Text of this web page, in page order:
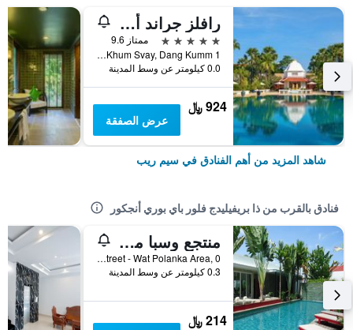
رافلز جراند أوتل دانجكور
5 نجوم
ممتاز 9.6
1 Vithei Charles de Gaulle, Khum Svay, Dang Kumm, سيم ريب, كمبوديا
0.0 كيلومتر عن وسط المدينة
924 ﷼
عرض الصفقة
شاهد المزيد من أهم الفنادق في سيم ريب
فنادق بالقرب من ذا بريفيليدج فلور باي بوري أنجكور
منتجع وسبا مينز (فندق غيي)
By Wat Bo Street - Wat Polanka Area, 0, سيم ريب, كمبوديا
0.3 كيلومتر عن وسط المدينة
214 ﷼